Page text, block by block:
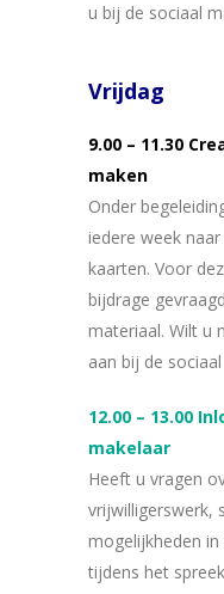
u bij de sociaal
Vrijdag
9.00 – 11.30
maken
Onder
iedere week
kaarten. Voor
bijdrage
materiaal. Wilt u
aan bij de
12.00 – 13.00
makelaar
Heeft u vragen
vrijwilligerswerk,
mogelijkheden
tijdens het